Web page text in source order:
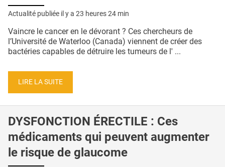
Actualité publiée il y a 23 heures 24 min
Vaincre le cancer en le dévorant ? Ces chercheurs de
l’Université de Waterloo (Canada) viennent de créer des
bactéries capables de détruire les tumeurs de l' ...
LIRE LA SUITE
DYSFONCTION ÉRECTILE : Ces
médicaments qui peuvent augmenter
le risque de glaucome